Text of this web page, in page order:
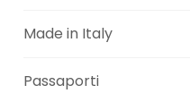
Made in Italy
Passaporti